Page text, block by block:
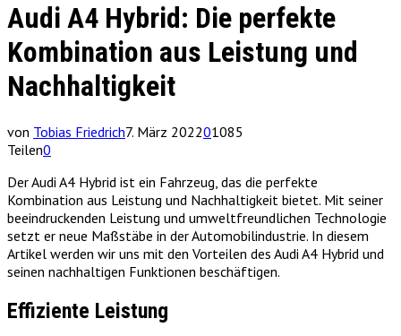
Audi A4 Hybrid: Die perfekte
Kombination aus Leistung und
Nachhaltigkeit
von Tobias Friedrich7. März 202201085
Teilen0
Der Audi A4 Hybrid ist ein Fahrzeug, das die perfekte
Kombination aus Leistung und Nachhaltigkeit bietet. Mit seiner
beeindruckenden Leistung und umweltfreundlichen Technologie
setzt er neue Maßstäbe in der Automobilindustrie. In diesem
Artikel werden wir uns mit den Vorteilen des Audi A4 Hybrid und
seinen nachhaltigen Funktionen beschäftigen.
Effiziente Leistung